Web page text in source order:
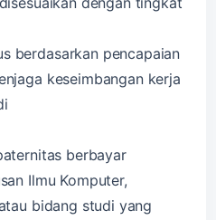
berdasarkan pencapaian
keseimbangan kerja
berbayar
Ilmu Komputer,
bidang studi yang